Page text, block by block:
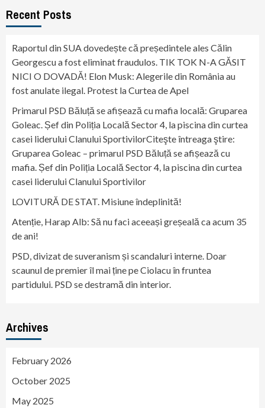
Recent Posts
Raportul din SUA dovedește că președintele ales Călin
Georgescu a fost eliminat fraudulos. TIK TOK N-A GĂSIT
NICI O DOVADĂ! Elon Musk: Alegerile din România au
fost anulate ilegal. Protest la Curtea de Apel
Primarul PSD Băluță se afișează cu mafia locală: Gruparea
Goleac. Șef din Poliția Locală Sector 4, la piscina din curtea
casei liderului Clanului SportivilorCiteşte întreaga ştire:
Gruparea Goleac – primarul PSD Băluță se afișează cu
mafia. Șef din Poliția Locală Sector 4, la piscina din curtea
casei liderului Clanului Sportivilor
LOVITURĂ DE STAT. Misiune îndeplinită!
Atenție, Harap Alb: Să nu faci aceeași greșeală ca acum 35
de ani!
PSD, divizat de suveranism și scandaluri interne. Doar
scaunul de premier îl mai ține pe Ciolacu în fruntea
partidului. PSD se destramă din interior.
Archives
February 2026
October 2025
May 2025